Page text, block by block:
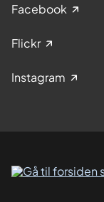
Facebook
Flickr
Instagram